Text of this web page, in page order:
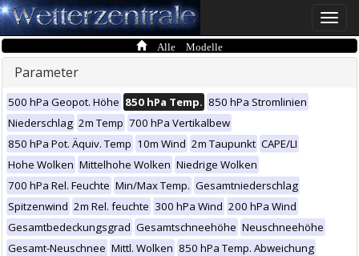
Toggle
Alle Modelle
Parameter
500 hPa Geopot. Höhe 850 hPa Temp. 850 hPa Stromlinien
Niederschlag 2m Temp 700 hPa Vertikalbew
850 hPa Pot. Äquiv. Temp 10m Wind 2m Taupunkt CAPE/LI
Hohe Wolken Mittelhohe Wolken Niedrige Wolken
700 hPa Rel. Feuchte Min/Max Temp. Gesamtniederschlag
Spitzenwind 2m Rel. feuchte 300 hPa Wind 200 hPa Wind
Gesamtbedeckungsgrad Gesamtschneehöhe Neuschneehöhe
Gesamt-Neuschnee Mittl. Wolken 850 hPa Temp. Abweichung